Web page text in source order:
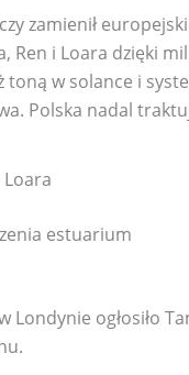
zamienił
Ren i Loara dzięki
w solance i
Polska nadal
estuarium
ogłosiło